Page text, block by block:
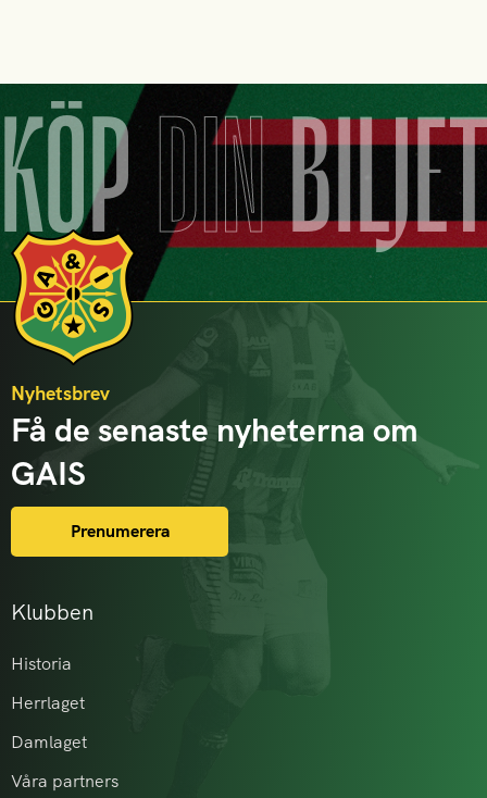
KÖPDIN
Klubben
Historia
Herrlaget
Damlaget
Våra partners
Nyhetsbrev
Få de senaste nyheterna om
GAIS
Prenumerera